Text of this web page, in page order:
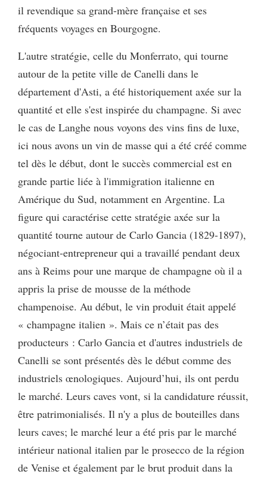
il revendique sa grand-mère française et ses
fréquents voyages en Bourgogne.
L'autre stratégie, celle du Monferrato, qui tourne
autour de la petite ville de Canelli dans le
département d'Asti, a été historiquement axée sur la
quantité et elle s'est inspirée du champagne. Si avec
le cas de Langhe nous voyons des vins fins de luxe,
ici nous avons un vin de masse qui a été créé comme
tel dès le début, dont le succès commercial est en
grande partie liée à l'immigration italienne en
Amérique du Sud, notamment en Argentine. La
figure qui caractérise cette stratégie axée sur la
quantité tourne autour de Carlo Gancia (1829-1897),
négociant-entrepreneur qui a travaillé pendant deux
ans à Reims pour une marque de champagne où il a
appris la prise de mousse de la méthode
champenoise. Au début, le vin produit était appelé
« champagne italien ». Mais ce n’était pas des
producteurs : Carlo Gancia et d'autres industriels de
Canelli se sont présentés dès le début comme des
industriels œnologiques. Aujourd’hui, ils ont perdu
le marché. Leurs caves vont, si la candidature réussit,
être patrimonialisés. Il n'y a plus de bouteilles dans
leurs caves; le marché leur a été pris par le marché
intérieur national italien par le prosecco de la région
de Venise et également par le brut produit dans la